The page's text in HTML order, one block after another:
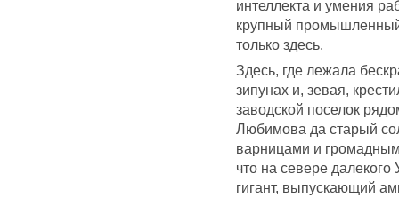
интеллекта и умения
крупный промышленный
только здесь.
Здесь, где лежала
зипунах и, зевая,
заводской поселок
Любимова да старый
варницами и
что на севере
гигант, выпускающий